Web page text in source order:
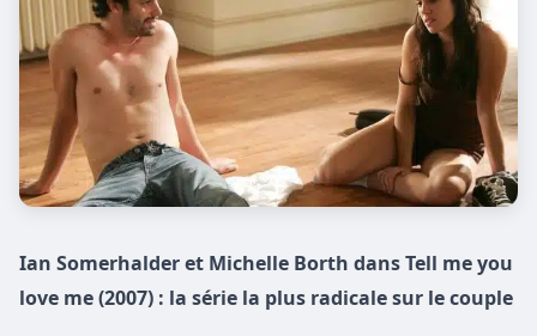
Ian Somerhalder et Michelle Borth dans Tell me you
love me (2007) : la série la plus radicale sur le couple